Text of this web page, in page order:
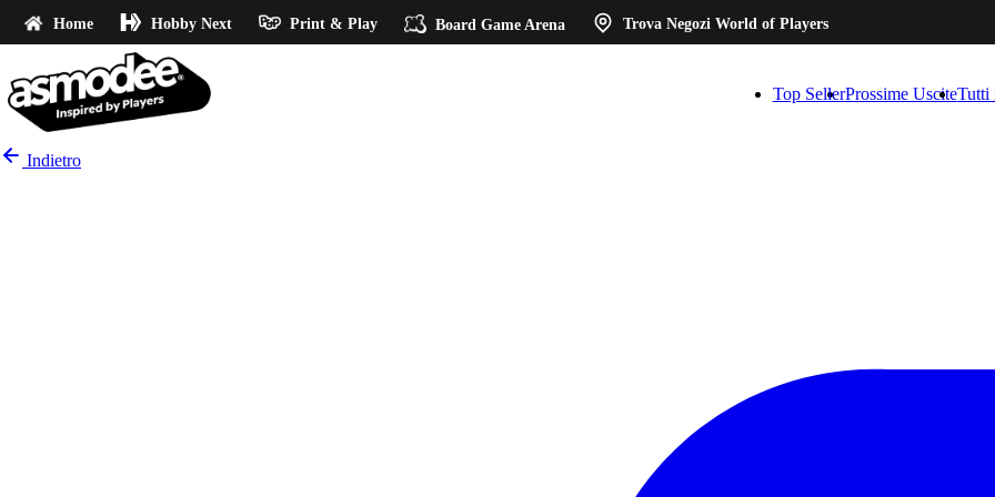
Home Hobby Next Print & Play Board Game Arena Trova Negozi World of Players
Top SellerProssime UsciteTutti
Indietro